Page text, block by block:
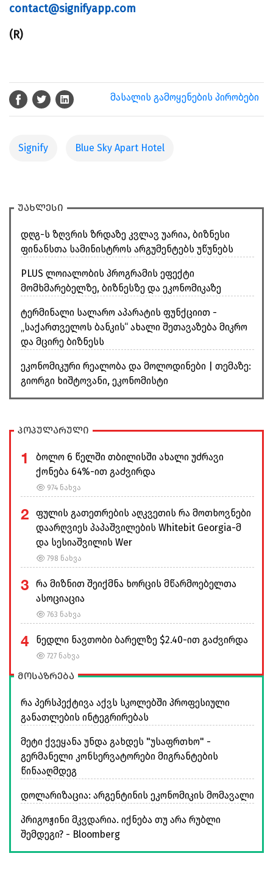
contact@signifyapp.com
(R)
მასალის გამოყენების პირობები
Signify Blue Sky Apart Hotel
უახლესი
დღგ-ს ზღვრის ზრდაზე კვლავ უარია, ბიზნესი
ფინანსთა სამინისტროს არგუმენტებს უწუნებს
PLUS ლოიალობის პროგრამის ეფექტი
მომხმარებელზე, ბიზნესზე და ეკონომიკაზე
ტერმინალი სალარო აპარატის ფუნქციით -
„საქართველოს ბანკის“ ახალი შეთავაზება მიკრო
და მცირე ბიზნესს
ეკონომიკური რეალობა და მოლოდინები | თემაზე:
გიორგი ხიშტოვანი, ეკონომისტი
პოპულარული
1
ბოლო 6 წელში თბილისში ახალი უძრავი
ქონება 64%-ით გაძვირდა
974 ნახვა
2
ფულის გათეთრების აღკვეთის რა მოთხოვნები
დაარღვიეს პაპაშვილების Whitebit Georgia-მ
და სესიაშვილის Wer
798 ნახვა
3
რა მიზნით შეიქმნა ხორცის მწარმოებელთა
ასოციაცია
763 ნახვა
4 ნედლი ნავთობი ბარელზე $2.40-ით გაძვირდა
727 ნახვა
მოსაზრება
რა პერსპექტივა აქვს სკოლებში პროფესიული
განათლების ინტეგრირებას
მეტი ქვეყანა უნდა გახდეს "უსაფრთხო" -
გერმანელი კონსერვატორები მიგრანტების
წინააღმდეგ
დოლარიზაცია: არგენტინის ეკონომიკის მომავალი
პრიგოჟინი მკვდარია. იქნება თუ არა რუბლი
შემდეგი? - Bloomberg